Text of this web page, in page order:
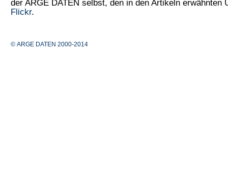
der ARGE DATEN selbst, den in den Artikeln erwähnten
Flickr.
© ARGE DATEN 2000-2014